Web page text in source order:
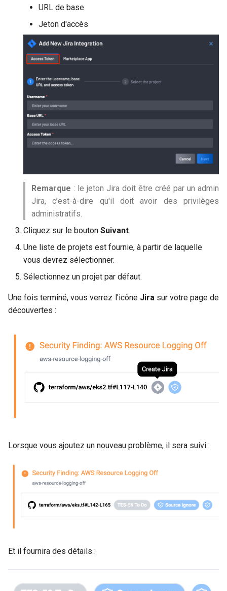
URL de base
Jeton d'accès
Remarque : le jeton Jira doit être créé par un admin
Jira, c’est-à-dire qu'il doit avoir des privilèges
administratifs.
Cliquez sur le bouton Suivant.
Une liste de projets est fournie, à partir de laquelle
vous devrez sélectionner.
Sélectionnez un projet par défaut.
Une fois terminé, vous verrez l'icône Jirasur votre page de
découvertes :
Lorsque vous ajoutez un nouveau problème, il sera suivi :
Et il fournira des détails :